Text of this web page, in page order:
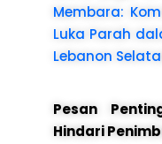
Membara:
Luka Parah
Lebanon
Pesan
Hindari